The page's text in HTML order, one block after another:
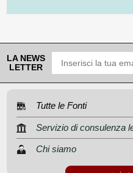
LA NEWS
LETTER
Tutte le Fonti
Servizio di consulenza
Chi siamo